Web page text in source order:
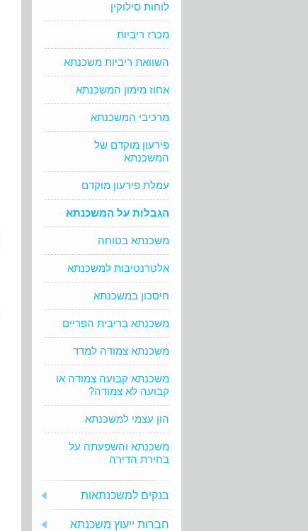
לוחות סילוקין
מכרז ריביות
השוואת ריביות משכנתא
אחוז מימון המשכנתא
מרכיבי המשכנתא
פירעון מוקדם של
המשכנתא
עמלת פירעון מוקדם
הגבלות על המשכנתא
משכנתא בטוחה
אלטרנטיבות למשכנתא
חיסכון במשכנתא
משכנתא בריבית הפריים
משכנתא צמודה למדד
משכנתא קבועה צמודה או
קבועה לא צמודה?
הון עצמי למשכנתא
משכנתא והשפעתה על
בחירת הדירה
בנקים למשכנתאות
חברות ייעוץ משכנתא